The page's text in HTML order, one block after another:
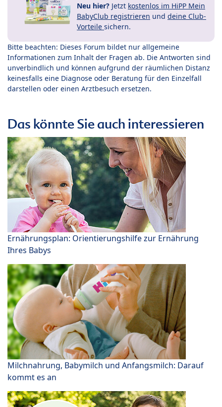
Neu hier? Jetzt kostenlos im HiPP Mein
BabyClub registrieren und deine Club-
Vorteile sichern.
Bitte beachten: Dieses Forum bildet nur allgemeine
Informationen zum Inhalt der Fragen ab. Die Antworten sind
unverbindlich und können aufgrund der räumlichen Distanz
keinesfalls eine Diagnose oder Beratung für den Einzelfall
darstellen oder einen Arztbesuch ersetzen.
Das könnte Sie auch interessieren
Ernährungsplan: Orientierungshilfe zur Ernährung
Ihres Babys
Milchnahrung, Babymilch und Anfangsmilch: Darauf
kommt es an